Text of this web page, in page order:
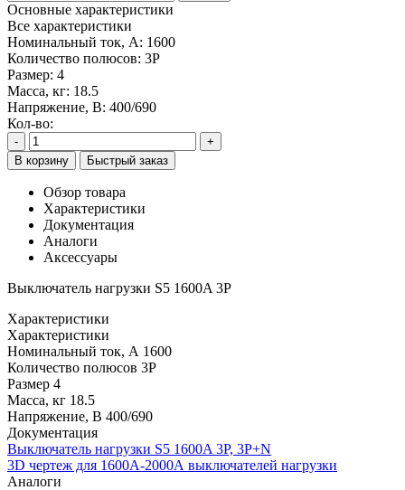
Основные характеристики
Все характеристики
Номинальный ток, А: 1600
Количество полюсов: 3P
Размер: 4
Масса, кг: 18.5
Напряжение, В: 400/690
Кол-во:
-
+
В корзину
Быстрый заказ
Обзор товара
Характеристики
Документация
Аналоги
Аксессуары
Выключатель нагрузки S5 1600A 3P
Характеристики
Характеристики
Номинальный ток, А 1600
Количество полюсов 3P
Размер 4
Масса, кг 18.5
Напряжение, В 400/690
Документация
Выключатель нагрузки S5 1600A 3P, 3P+N
3D чертеж для 1600А-2000А выключателей нагрузки
Аналоги